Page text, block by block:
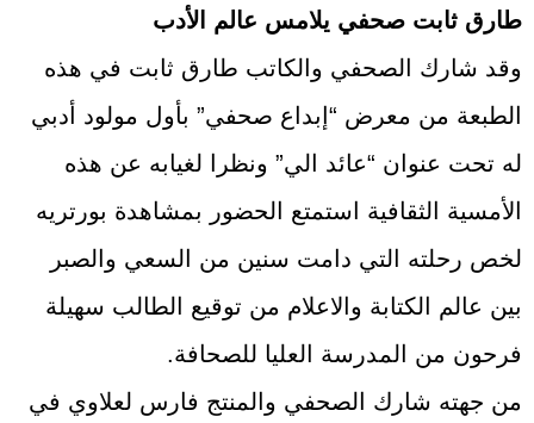
طارق ثابت صحفي يلامس عالم الأدب
وقد شارك الصحفي والكاتب طارق ثابت في هذه
الطبعة من معرض “إبداع صحفي” بأول مولود أدبي
له تحت عنوان “عائد الي” ونظرا لغيابه عن هذه
الأمسية الثقافية استمتع الحضور بمشاهدة بورتريه
لخص رحلته التي دامت سنين من السعي والصبر
بين عالم الكتابة والاعلام من توقيع الطالب سهيلة
فرحون من المدرسة العليا للصحافة.
من جهته شارك الصحفي والمنتج فارس لعلاوي في